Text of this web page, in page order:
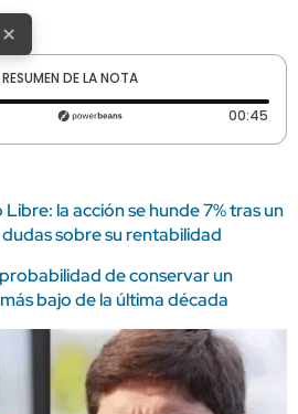
×
DE LA NOTA
transcurrido: 0 segundos 00:45
la acción se hunde 7% tras un
sobre su rentabilidad
de conservar un
bajo de la última década